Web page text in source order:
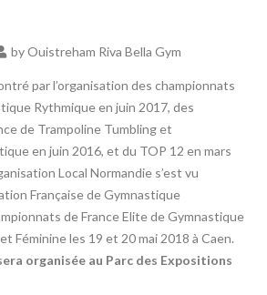
byOuistreham Riva Bella Gym
par l’organisation des championnats
Rythmique en juin 2017, des
de Trampoline Tumbling et
en juin 2016, et du TOP 12 en mars
Local Normandie s’est vu
Française de Gymnastique
de France Elite de Gymnastique
Féminine les 19 et 20 mai 2018 à Caen.
organisée au Parc des Expositions